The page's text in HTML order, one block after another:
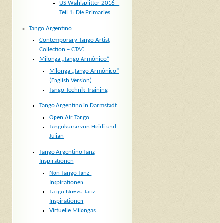
US Wahlsplitter 2016 –
Teil 1: Die Primaries
Tango Argentino
Contemporary Tango Artist
Collection – CTAC
Milonga „Tango Armónico“
Milonga „Tango Armónico“
(English Version)
Tango Technik Training
Tango Argentino in Darmstadt
Open Air Tango
Tangokurse von Heidi und
Julian
Tango Argentino Tanz
Inspirationen
Non Tango Tanz-
Inspirationen
Tango Nuevo Tanz
Inspirationen
Virtuelle Milongas